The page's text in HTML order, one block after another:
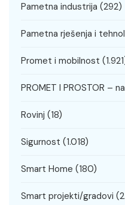
Pametna industrija (292)
Pametna rješenja i
Promet i mobilnost
PROMET I PROSTOR –
Rovinj (18)
Sigurnost (1.018)
Smart Home (180)
Smart projekti/gradovi